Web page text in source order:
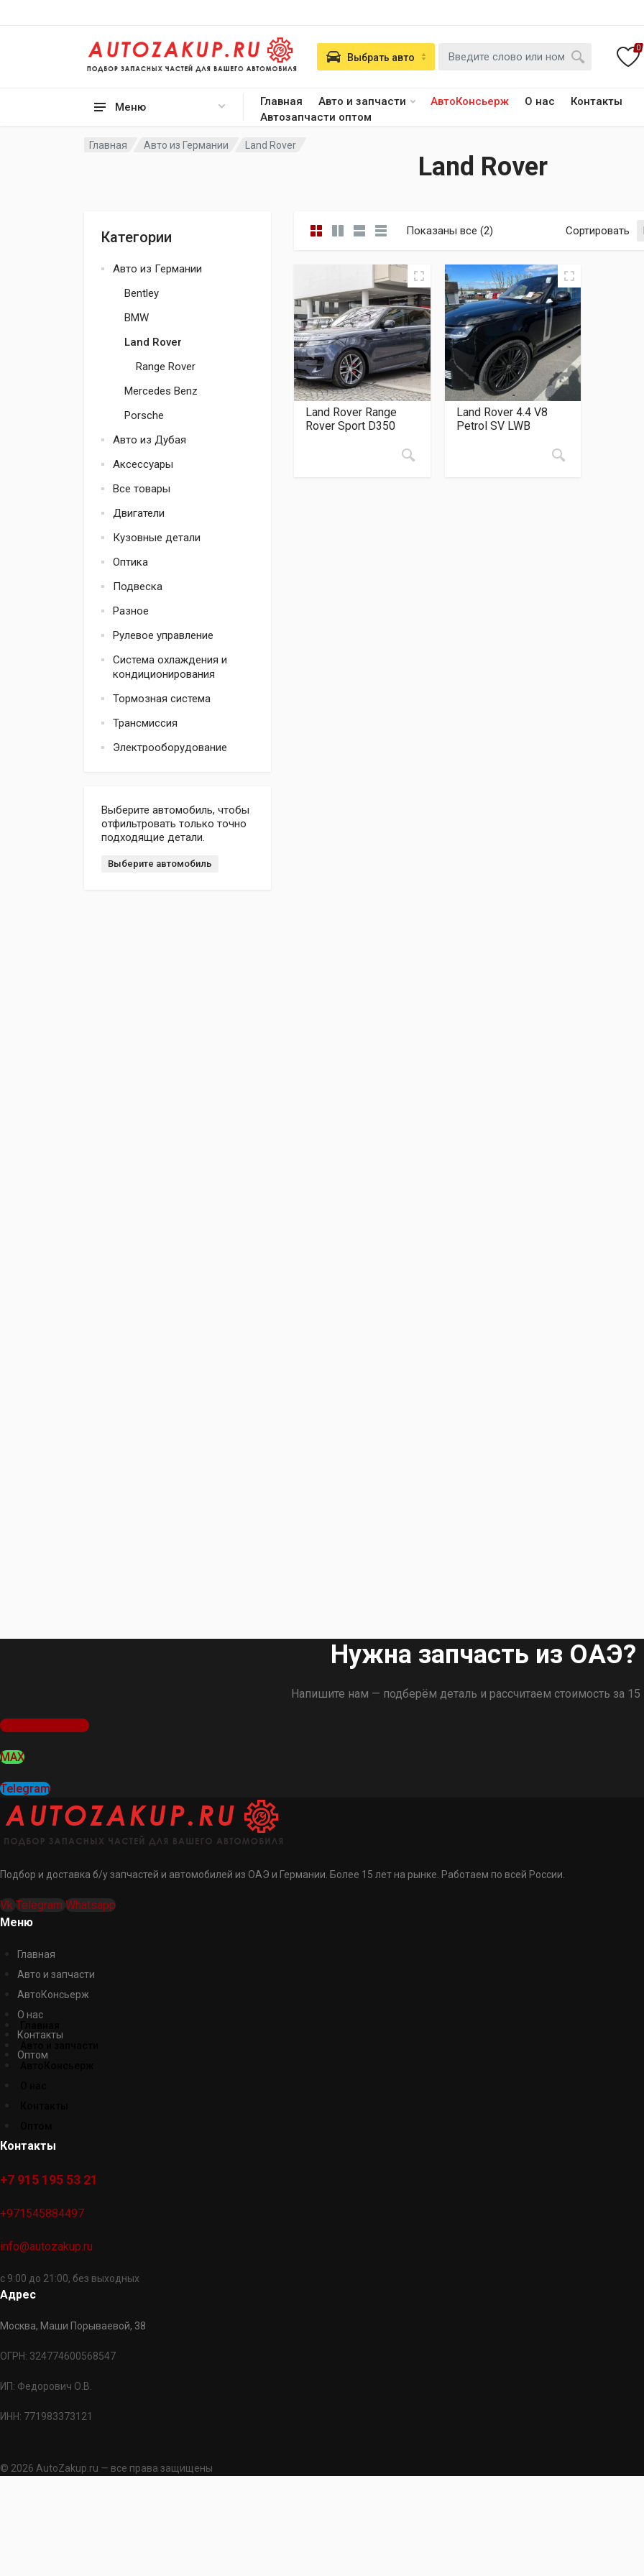
Меню Главная Авто и запчасти АвтоКонсьерж О нас
Контакты
Автозапчасти оптом
Выбрать авто
0
Главная Авто из Германии Land Rover
Land Rover
Категории
Авто из Германии
Bentley
BMW
Land Rover
Range Rover
Mercedes Benz
Porsche
Авто из Дубая
Аксессуары
Все товары
Двигатели
Кузовные детали
Оптика
Подвеска
Разное
Рулевое управление
Система охлаждения и
кондиционирования
Тормозная система
Трансмиссия
Электрооборудование
Выберите автомобиль, чтобы
отфильтровать только точно
подходящие детали.
Выберите автомобиль
Показаны все (2) Сортировка: самые недавние
Сортировать
Land Rover Range
Rover Sport D350
Land Rover 4.4 V8
Petrol SV LWB
Нужна запчасть из ОАЭ?
Напишите нам — подберём деталь и рассчитаем стоимость за 15
Оставить заявку
MAX
Telegram
Подбор и доставка б/у запчастей и автомобилей из ОАЭ и Германии. Более 15 лет на рынке. Работаем по всей России.
Vk Telegram Whatsapp
Меню
Главная
Авто и запчасти
АвтоКонсьерж
О нас
Контакты
Оптом
Контакты
+7 915 195 53 21
+971545884497
info@autozakup.ru
с 9:00 до 21:00, без выходных
Адрес
Москва, Маши Порываевой, 38
ОГРН: 324774600568547
ИП: Федорович О.В.
ИНН: 771983373121
© 2026 AutoZakup.ru — все права защищены